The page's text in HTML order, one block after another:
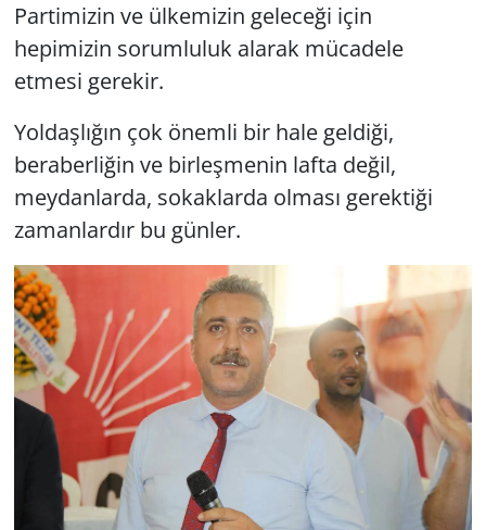
Partimizin ve ülkemizin geleceği için
hepimizin sorumluluk alarak mücadele
etmesi gerekir.
Yoldaşlığın çok önemli bir hale geldiği,
beraberliğin ve birleşmenin lafta değil,
meydanlarda, sokaklarda olması gerektiği
zamanlardır bu günler.